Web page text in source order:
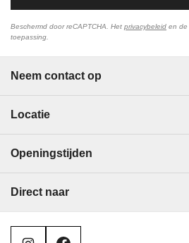
Beschermd door reCAPTCHA. Het privacybeleid en de
toepassing.
Neem contact op
Locatie
Openingstijden
Direct naar